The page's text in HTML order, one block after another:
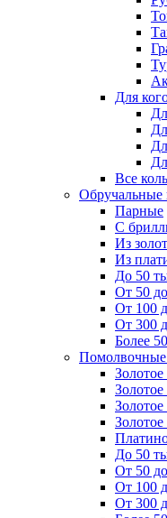
Для
Все
Обручальные
Парные
С
Из
Из
До 50
От 50
От 100
От 300
Более
Помолвочные
До 50
От 50
От 100
От 300